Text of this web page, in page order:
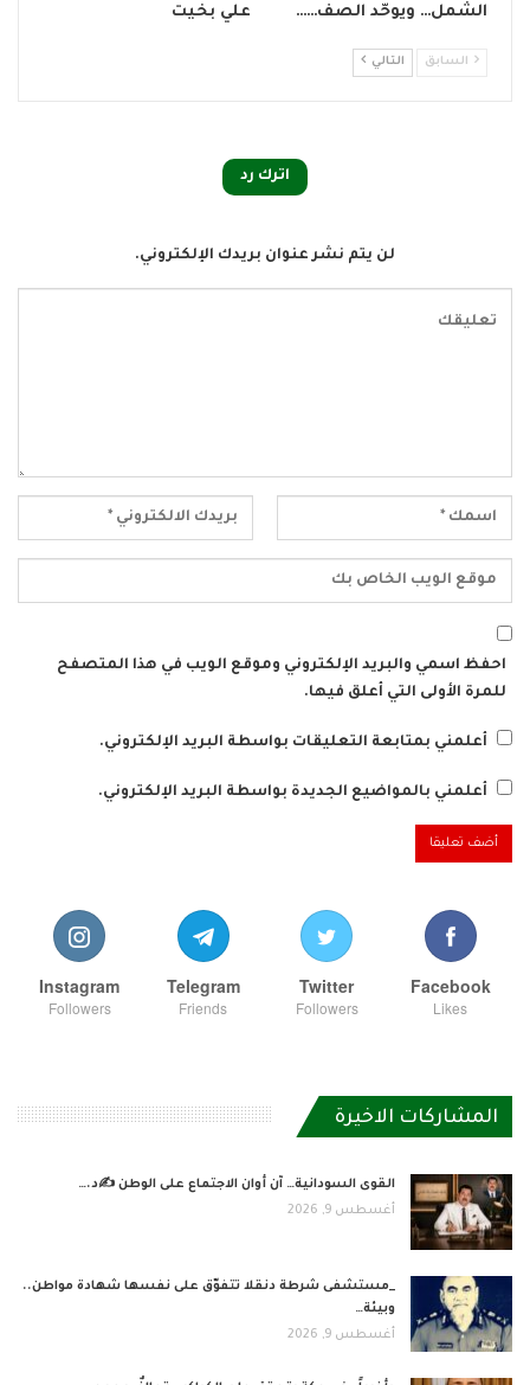
الشمل… ويوحّد الصف……
علي بخيت
السابق التالي
اترك رد
لن يتم نشر عنوان بريدك الإلكتروني.
احفظ اسمي والبريد الإلكتروني وموقع الويب في هذا المتصفح
للمرة الأولى التي أعلق فيها.
أعلمني بمتابعة التعليقات بواسطة البريد الإلكتروني.
أعلمني بالمواضيع الجديدة بواسطة البريد الإلكتروني.
Facebook
Likes
Twitter
Followers
Telegram
Friends
Instagram
Followers
المشاركات الاخيرة
القوى السودانية… آن أوان الاجتماع على الوطن ✍️د.…
أغسطس 9, 2026
_مستشفى شرطة دنقلا تتفوّق على نفسها شهادة مواطن..
وبيئة…
أغسطس 9, 2026